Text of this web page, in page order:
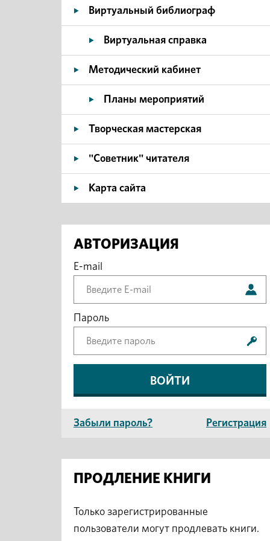
Виртуальный библиограф
Виртуальная справка
Методический кабинет
Планы мероприятий
Творческая мастерская
"Советник" читателя
Карта сайта
АВТОРИЗАЦИЯ
E-mail
Пароль
Забыли пароль? Регистрация
ПРОДЛЕНИЕ КНИГИ
Только зарегистрированные
пользователи могут продлевать книги.